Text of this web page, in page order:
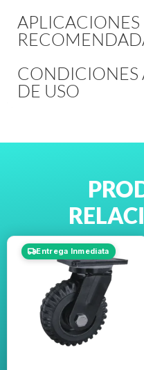
APLICACIONES
CONDICIONES
DE USO
Entrega Inmediata